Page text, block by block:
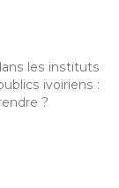
les instituts
ivoiriens :
?